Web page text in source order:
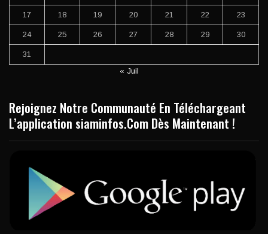
17 18 19 20 21 22 23
24 25 26 27 28 29 30
31
« Juil
Rejoignez Notre Communauté En Téléchargeant
L’application siaminfos.Com Dès Maintenant !